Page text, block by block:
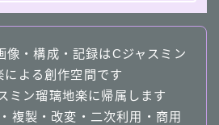
像・構成・記録はCジャスミン
による創作空間です
ミン瑠璃地楽に帰属します
複製・改変・二次利用・商用